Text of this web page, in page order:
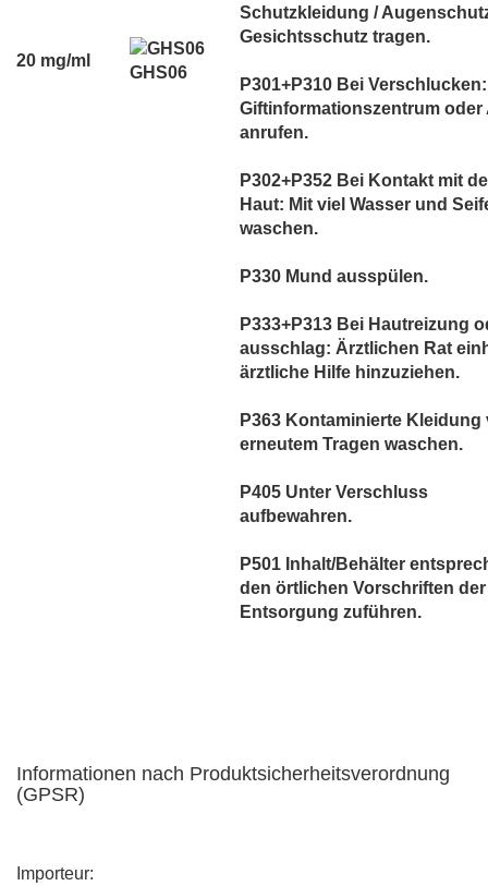
20 mg/ml
GHS06
Schutzkleidung /
Gesichtsschutz tragen.
P301+P310 Bei
Giftinformationszentrum oder
anrufen.
P302+P352 Bei Kontakt mit
Haut: Mit viel Wasser und
waschen.
P330 Mund ausspülen.
P333+P313 Bei Hautreizung
ausschlag: Ärztlichen Rat
ärztliche Hilfe hinzuziehen.
P363 Kontaminierte Kleidung
erneutem Tragen waschen.
P405 Unter Verschluss
aufbewahren.
P501 Inhalt/Behälter
den örtlichen Vorschriften der
Entsorgung zuführen.
Informationen nach Produktsicherheitsverordnung
(GPSR)
Importeur: